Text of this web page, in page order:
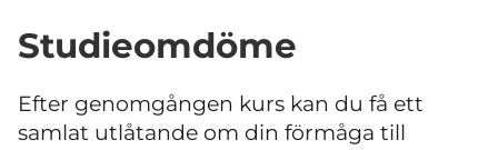
Studieomdöme
Efter genomgången kurs kan du få ett
samlat utlåtande om din förmåga till